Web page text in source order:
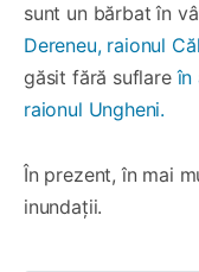
sunt un bărbat în
Dereneu, raionul
găsit fără suflareîn
raionul Ungheni.
În prezent, în mai
inundații.